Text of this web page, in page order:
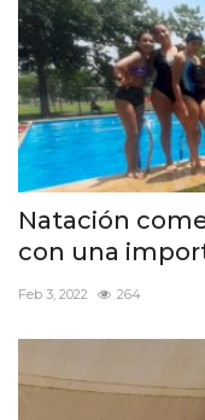
Natación
con una
Feb 3, 2022 264